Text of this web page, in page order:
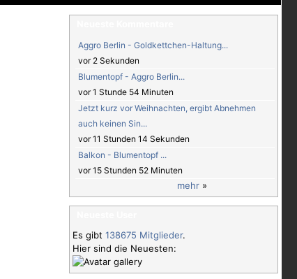
Aggro Berlin - Goldkettchen-Haltung...
vor 2 Sekunden
Blumentopf - Aggro Berlin...
vor 1 Stunde 54 Minuten
Jetzt kurz vor Weihnachten, ergibt Abnehmen
auch keinen Sin...
vor 11 Stunden 14 Sekunden
Balkon - Blumentopf ...
vor 15 Stunden 52 Minuten
mehr »
Es gibt 138675 Mitglieder.
Hier sind die Neuesten: